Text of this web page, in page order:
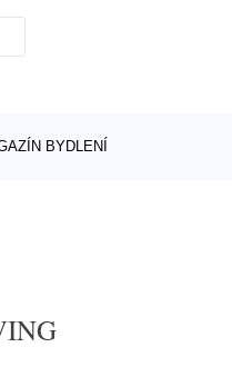
BYDLENÍ